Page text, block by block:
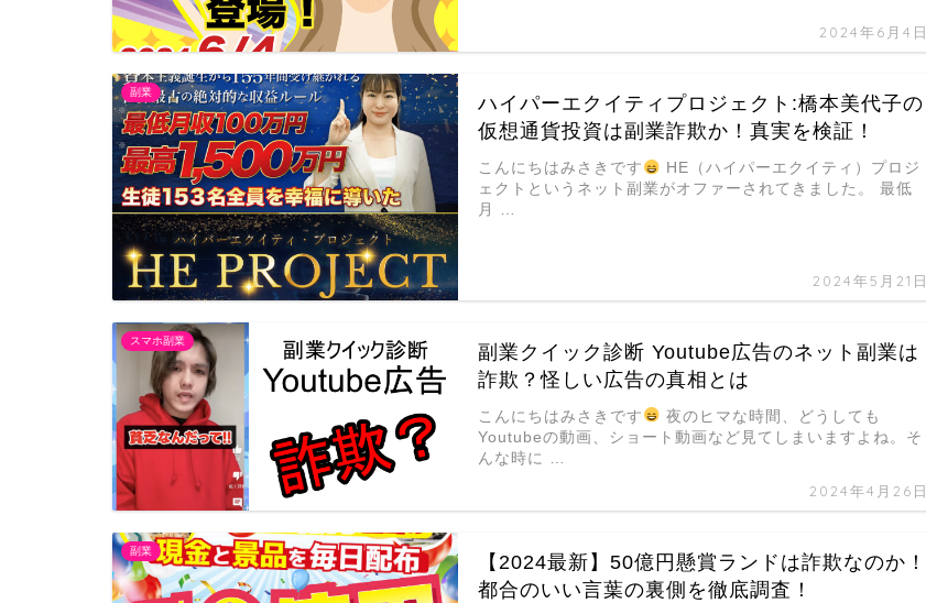
2024年6月4日
副業
ハイパーエクイティプロジェクト:橋本美代子の
仮想通貨投資は副業詐欺か！真実を検証！
2024年5月21日
こんにちはみさきです
HE（ハイパーエクイティ）プロジ
ェクトというネット副業がオファーされてきました。 最低
月 …
スマホ副業
副業クイック診断 Youtube広告のネット副業は
詐欺？怪しい広告の真相とは
2024年4月26日
こんにちはみさきです
夜のヒマな時間、どうしても
Youtubeの動画、ショート動画など見てしまいますよね。そ
んな時に …
副業
【2024最新】50億円懸賞ランドは詐欺なのか！
都合のいい言葉の裏側を徹底調査！